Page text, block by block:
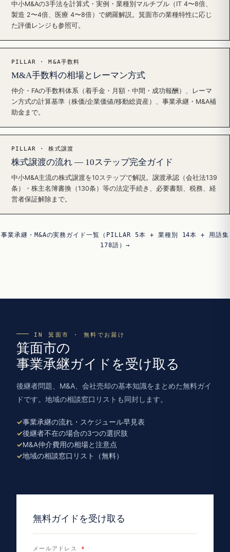
中小M&Aの3手法を計算式・実例・業種別マルチプル（IT 4〜8倍、
製造 2〜4倍、医療 4〜8倍）で網羅解説。箕面市の業種特性に応じ
た評価レンジも参照可。
PILLAR · M&A手数料
M&A手数料の相場とレーマン方式
仲介・FAの手数料体系（着手金・月額・中間・成功報酬）、レーマ
ン方式の計算基準（株価/企業価値/移動総資産）、事業承継・M&A補
助金まで。
PILLAR · 株式譲渡
株式譲渡の流れ — 10ステップ完全ガイド
中小M&A主流の株式譲渡を10ステップで解説。譲渡承認（会社法139
条）・株主名簿書換（130条）等の法定手続き、必要書類、税務、経
営者保証解除まで。
事業承継・M&Aの実務ガイド一覧（PILLAR 5本 + 業種別 14本 + 用語集
178語）→
IN 箕面市 · 無料でお届け
箕面市の
事業承継ガイドを受け取る
後継者問題、M&A、会社売却の基本知識をまとめた無料ガイ
ドです。地域の相談窓口リストも同封します。
事業承継の流れ・スケジュール早見表
後継者不在の場合の3つの選択肢
M&A仲介費用の相場と注意点
地域の相談窓口リスト（無料）
無料ガイドを受け取る
メールアドレス *